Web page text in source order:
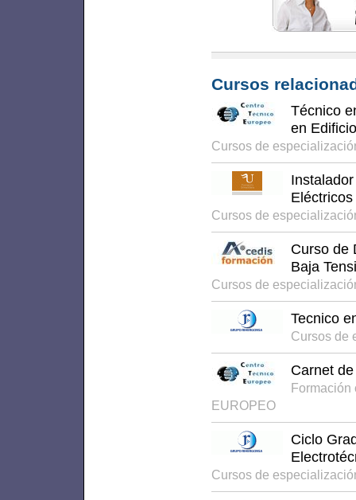
Cursos
Técnico
en
Cursos de
Eléctricos
Cursos de
Curso de
Baja
Cursos de
Tecnico
Cursos de
Carnet
EUROPEO
Ciclo
Cursos de